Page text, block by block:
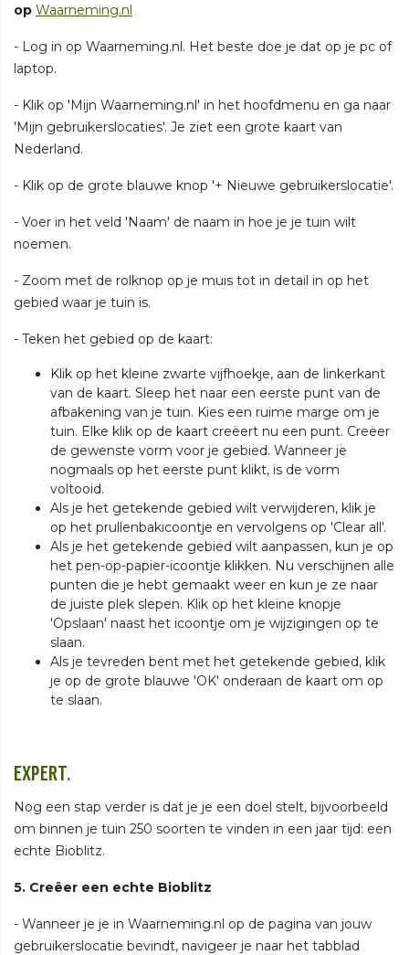
op Waarneming.nl
- Log in op Waarneming.nl. Het beste doe je dat op je pc of
laptop.
- Klik op 'Mijn Waarneming.nl' in het hoofdmenu en ga naar
'Mijn gebruikerslocaties'. Je ziet een grote kaart van
Nederland.
- Klik op de grote blauwe knop '+ Nieuwe gebruikerslocatie'.
- Voer in het veld 'Naam' de naam in hoe je je tuin wilt
noemen.
- Zoom met de rolknop op je muis tot in detail in op het
gebied waar je tuin is.
- Teken het gebied op de kaart:
Klik op het kleine zwarte vijfhoekje, aan de linkerkant
van de kaart. Sleep het naar een eerste punt van de
afbakening van je tuin. Kies een ruime marge om je
tuin. Elke klik op de kaart creëert nu een punt. Creëer
de gewenste vorm voor je gebied. Wanneer je
nogmaals op het eerste punt klikt, is de vorm
voltooid.
Als je het getekende gebied wilt verwijderen, klik je
op het prullenbakicoontje en vervolgens op 'Clear all'.
Als je het getekende gebied wilt aanpassen, kun je op
het pen-op-papier-icoontje klikken. Nu verschijnen alle
punten die je hebt gemaakt weer en kun je ze naar
de juiste plek slepen. Klik op het kleine knopje
'Opslaan' naast het icoontje om je wijzigingen op te
slaan.
Als je tevreden bent met het getekende gebied, klik
je op de grote blauwe 'OK' onderaan de kaart om op
te slaan.
EXPERT.
Nog een stap verder is dat je je een doel stelt, bijvoorbeeld
om binnen je tuin 250 soorten te vinden in een jaar tijd: een
echte Bioblitz.
5. Creëer een echte Bioblitz
- Wanneer je je in Waarneming.nl op de pagina van jouw
gebruikerslocatie bevindt, navigeer je naar het tabblad